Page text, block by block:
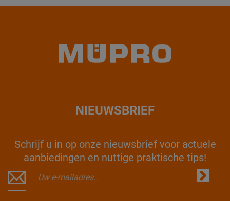
NIEUWSBRIEF
Schrijf u in op onze nieuwsbrief voor actuele
aanbiedingen en nuttige praktische tips!